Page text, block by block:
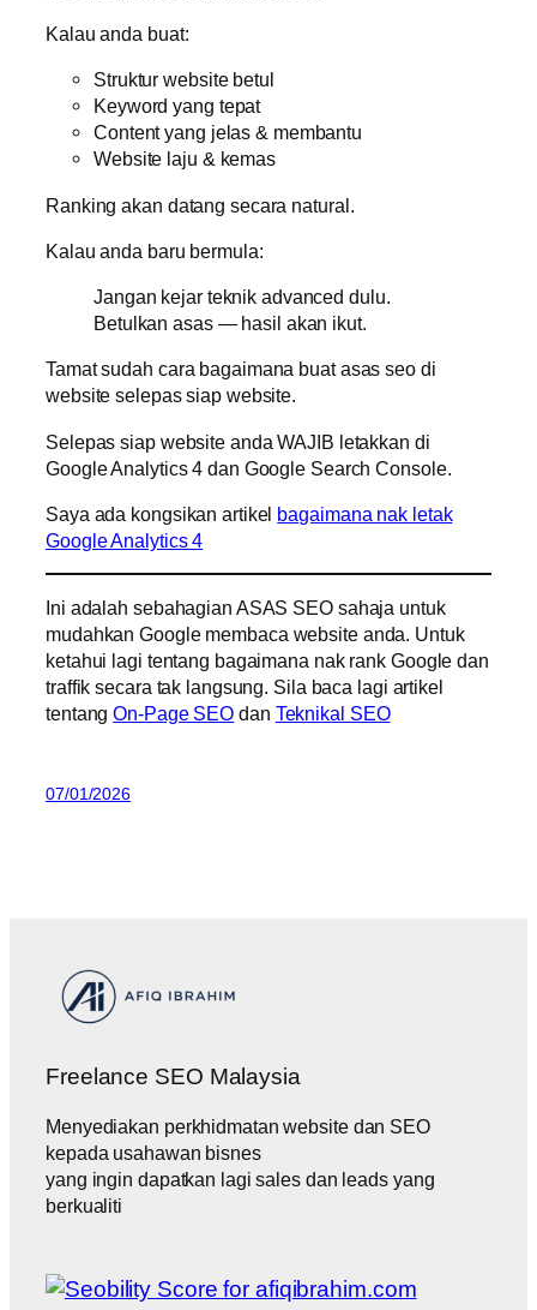
Kalau anda buat:
Struktur website betul
Keyword yang tepat
Content yang jelas & membantu
Website laju & kemas
Ranking akan datang secara natural.
Kalau anda baru bermula:
Jangan kejar teknik advanced dulu.
Betulkan asas — hasil akan ikut.
Tamat sudah cara bagaimana buat asas seo di
website selepas siap website.
Selepas siap website anda WAJIB letakkan di
Google Analytics 4 dan Google Search Console.
Saya ada kongsikan artikel bagaimana nak letak
Google Analytics 4
Ini adalah sebahagian ASAS SEO sahaja untuk
mudahkan Google membaca website anda. Untuk
ketahui lagi tentang bagaimana nak rank Google dan
traffik secara tak langsung. Sila baca lagi artikel
tentangOn-Page SEO dan Teknikal SEO
07/01/2026
Freelance SEO Malaysia
Menyediakan perkhidmatan website dan SEO
kepada usahawan bisnes
yang ingin dapatkan lagi sales dan leads yang
berkualiti